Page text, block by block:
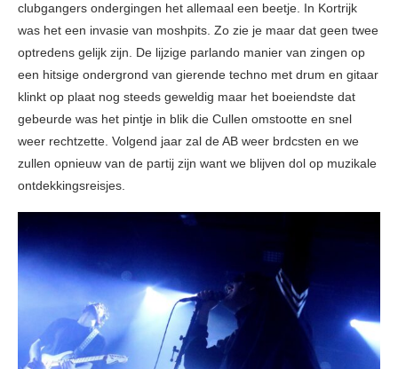
clubgangers ondergingen het allemaal een beetje. In Kortrijk
was het een invasie van moshpits. Zo zie je maar dat geen twee
optredens gelijk zijn. De lijzige parlando manier van zingen op
een hitsige ondergrond van gierende techno met drum en gitaar
klinkt op plaat nog steeds geweldig maar het boeiendste dat
gebeurde was het pintje in blik die Cullen omstootte en snel
weer rechtzette. Volgend jaar zal de AB weer brdcsten en we
zullen opnieuw van de partij zijn want we blijven dol op muzikale
ontdekkingsreisjes.